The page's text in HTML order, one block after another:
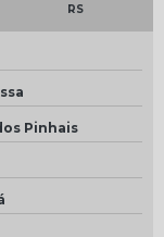
RS
Pinhais